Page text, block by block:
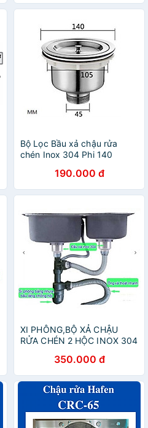
Bộ Lọc Bầu xả chậu rửa
chén Inox 304 Phi 140
190.000 đ
XI PHÔNG,BỘ XẢ CHẬU
RỬA CHÉN 2 HỘC INOX 304
350.000 đ